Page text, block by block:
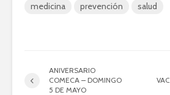
medicina prevención salud
ANIVERSARIO
COMECA – DOMINGO
5 DE MAYO